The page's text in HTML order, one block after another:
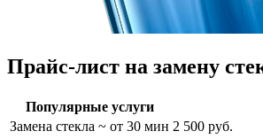
Прайс-лист на замену
Популярные услуги
Замена стекла ~ от 30 мин 2 500 руб.